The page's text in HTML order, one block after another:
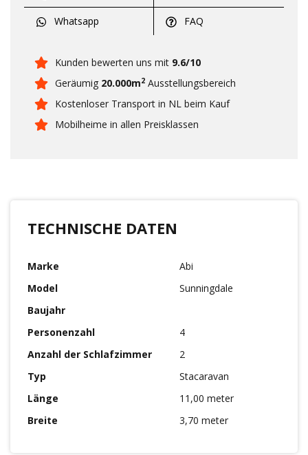
Whatsapp FAQ
Kunden bewerten uns mit 9.6/10
Geräumig 20.000m2 Ausstellungsbereich
Kostenloser Transport in NL beim Kauf
Mobilheime in allen Preisklassen
TECHNISCHE DATEN
Marke
Abi
Model
Sunningdale
Baujahr
Personenzahl
4
Anzahl der Schlafzimmer
2
Typ
Stacaravan
Länge
11,00 meter
Breite
3,70 meter